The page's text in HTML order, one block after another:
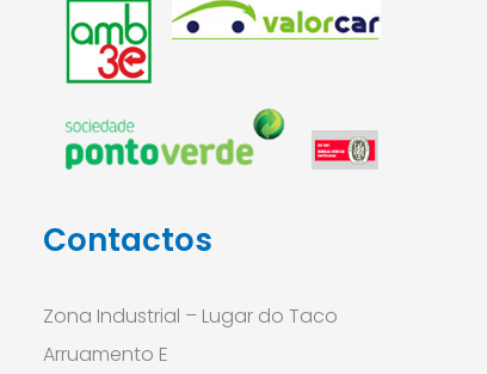
Contactos
Zona Industrial – Lugar do Taco
Arruamento E